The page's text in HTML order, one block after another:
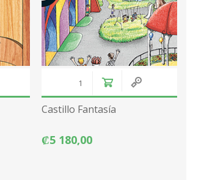
Castillo Fantasía
₡5 180,00